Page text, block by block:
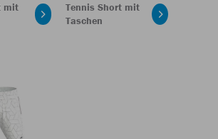
mit
Tennis Short mit
Taschen